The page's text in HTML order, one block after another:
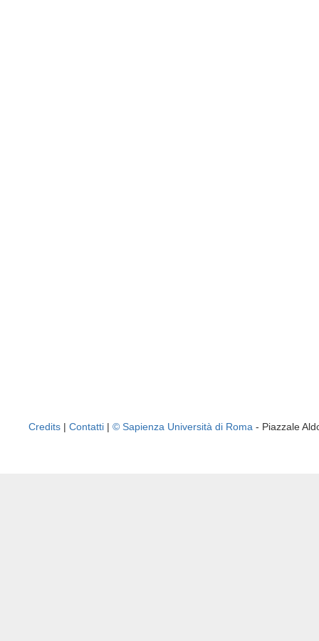
Credits | Contatti | © Sapienza Università di Roma - Piazzale